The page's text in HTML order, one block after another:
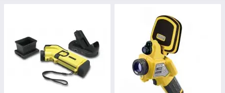
фізичного тіла, простежити за її змінами, проаналізувати розподіл
температур по поверхні тіла.
Де використовуються тепловізори
Тепловізори застосовуються:
В промисловості.
В металургії – для контролю температур плавлення металів.